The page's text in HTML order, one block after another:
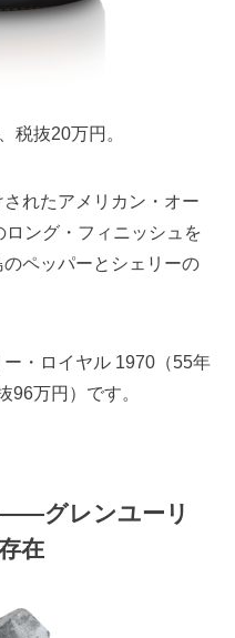
税抜20万円。
れたアメリカン・オー
ング・フィニッシュを
ペッパーとシェリーの
・ロイヤル 1970（55年
96万円）です。
グレンユーリ
在